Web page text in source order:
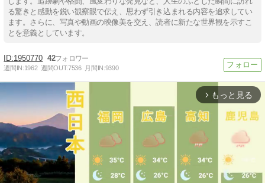
る驚きと感動を鋭い観察眼で伝え、思わず引き込まれる内容を追求してい
ます。さらに、写真や動画の映像美を交え、読者に新たな世界観を示すこ
とを意義としています。
1950770 42
週間IN:1962 週間OUT:7536 月間IN:9390
arrow_forward_ios もっと見る